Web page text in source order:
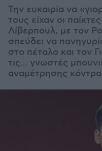
Την ευκαιρία να
τους είχαν οι
Λίβερπουλ, με τον
σπεύδει να
στο πέταλο και τον
τις... γνωστές
αναμέτρησης